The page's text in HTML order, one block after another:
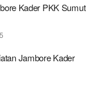
Kader PKK Sumut
Jambore Kader